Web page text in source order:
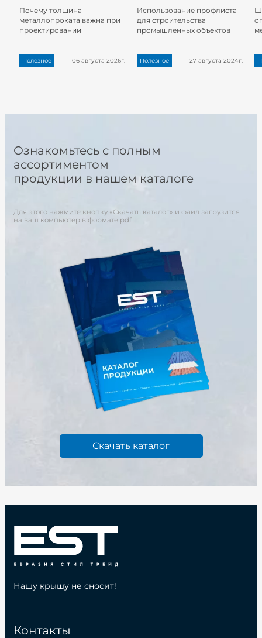
Почему толщина
металлопроката важна при
проектировании
Полезное 06 августа 2026г.
Использование профлиста
для строительства
промышленных объектов
Полезное 27 августа 2024г.
Ознакомьтесь с полным
ассортиментом
продукции в нашем каталоге
Для этого нажмите кнопку «Скачать каталог» и файл загрузится
на ваш компьютер в формате pdf
Скачать каталог
Контакты
Нашу крышу не сносит!